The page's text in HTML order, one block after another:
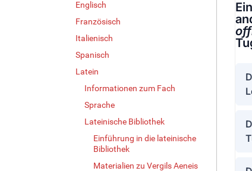
Englisch
Französisch
Italienisch
Spanisch
Latein
Informationen zum Fach
Sprache
Lateinische Bibliothek
Einführung in die lateinische
Bibliothek
Materialien zu Vergils Aeneis